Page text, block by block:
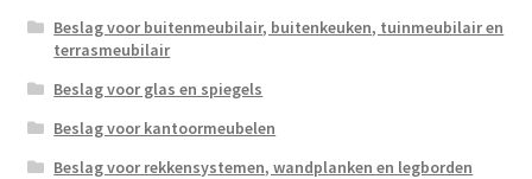
Beslag voor buitenmeubilair, buitenkeuken, tuinmeubilair en
terrasmeubilair
Beslag voor glas en spiegels
Beslag voor kantoormeubelen
Beslag voor rekkensystemen, wandplanken en legborden